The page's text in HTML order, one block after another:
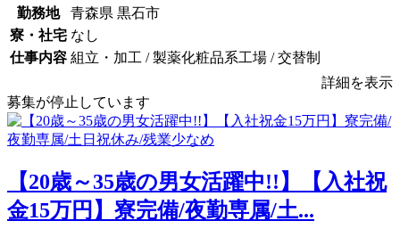
勤務地
青森県 黒石市
寮・社宅 なし
仕事内容 組立・加工 / 製薬化粧品系工場 / 交替制
詳細を表示
募集が停止しています
【20歳～35歳の男女活躍中!!】【入社祝
金15万円】寮完備/夜勤専属/土...